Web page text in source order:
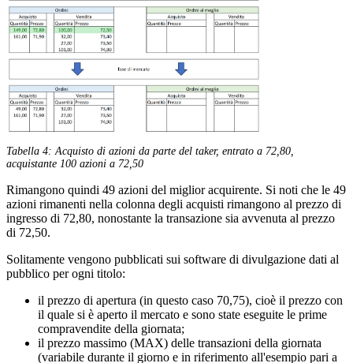
Tabella 4: Acquisto di azioni da parte del taker, entrato a 72,80,
acquistante 100 azioni a 72,50
Rimangono quindi 49 azioni del miglior acquirente. Si noti che le 49
azioni rimanenti nella colonna degli acquisti rimangono al prezzo di
ingresso di 72,80, nonostante la transazione sia avvenuta al prezzo
di 72,50.
Solitamente vengono pubblicati sui software di divulgazione dati al
pubblico per ogni titolo:
il prezzo di apertura (in questo caso 70,75), cioè il prezzo con
il quale si è aperto il mercato e sono state eseguite le prime
compravendite della giornata;
il prezzo massimo (MAX) delle transazioni della giornata
(variabile durante il giorno e in riferimento all'esempio pari a